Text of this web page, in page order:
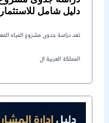
دليل شامل
تعد دراسة جدوى مشروع المياه
المملكة العربية ال